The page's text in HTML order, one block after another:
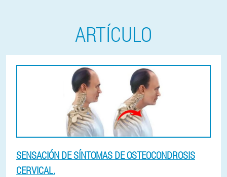
ARTÍCULO
SENSACIÓN DE SÍNTOMAS DE OSTEOCONDROSIS
CERVICAL.